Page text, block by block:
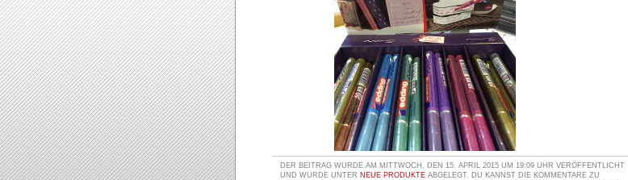
DER BEITRAG WURDE AM MITTWOCH, DEN 15. APRIL 2015 UM 19:09 UHR VERÖFFENTLICHT
UND WURDE UNTER NEUE PRODUKTE ABGELEGT. DU KANNST DIE KOMMENTARE ZU